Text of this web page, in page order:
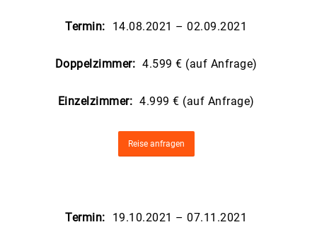
Termin: 14.08.2021 – 02.09.2021
Doppelzimmer: 4.599 € (auf Anfrage)
Einzelzimmer: 4.999 € (auf Anfrage)
Reise anfragen
Termin: 19.10.2021 – 07.11.2021